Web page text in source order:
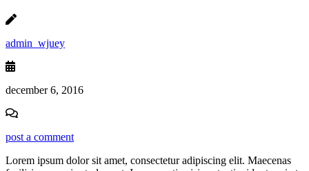
admin_wjuey
december 6, 2016
post a comment
Lorem ipsum dolor sit amet, consectetur adipiscing elit. Maecenas